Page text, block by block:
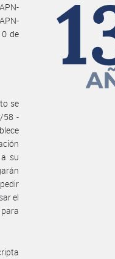
de
se
58 -
su
el